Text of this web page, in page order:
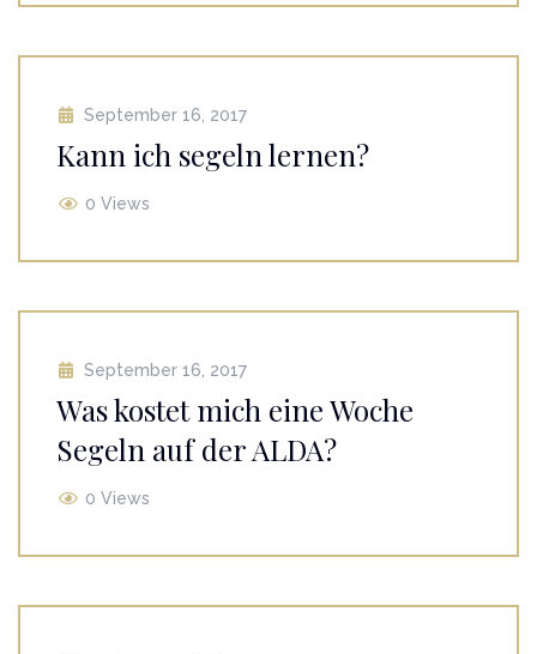
September 16, 2017
Kann ich segeln lernen?
0 Views
September 16, 2017
Was kostet mich eine Woche
Segeln auf der ALDA?
0 Views